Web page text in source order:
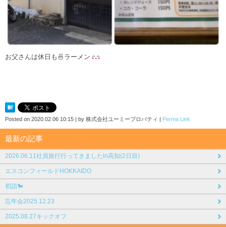
お父さんは休日も🍜ラーメン
Posted on 2020.02.06 10:15 by 株式会社ユーミープロパティ Perma Link
最新の記事
2026.06.11社員旅行行ってきましたin高知(2日目)
エスコンフィールドHOKKAIDO
初詣🐎
忘年会2025.12.23
2025.08.27キックオフ